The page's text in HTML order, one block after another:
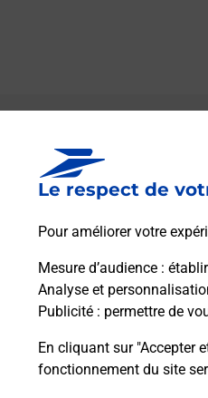
Le respect de
Pour améliorer votre
Mesure d’audience :
Analyse et
Publicité : permettre de
En cliquant sur "Accepter
fonctionnement du site
Boîte aux
Prochaine
40 Place Du Champ
Itinéraire